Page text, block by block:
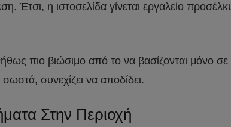
Έτσι, η ιστοσελίδα γίνεται εργαλείο
πιο βιώσιμο από το να βασίζονται μόνο
συνεχίζει να αποδίδει.
Στην Περιοχή